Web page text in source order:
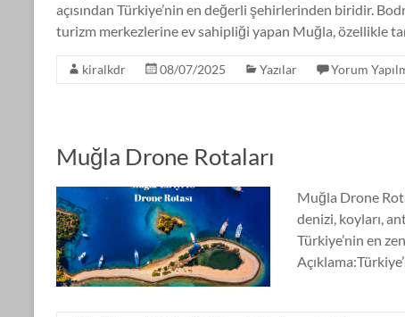
açısından Türkiye’nin en değerli şehirlerinden biridir.
turizm merkezlerine ev sahipliği yapan Muğla, özellikle
kiralkdr 08/07/2025 Yazılar Yorum
Muğla Drone Rotaları
Muğla Drone
denizi, koyları,
Türkiye’nin en